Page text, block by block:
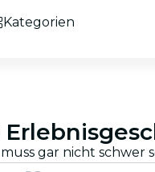
Kategorien